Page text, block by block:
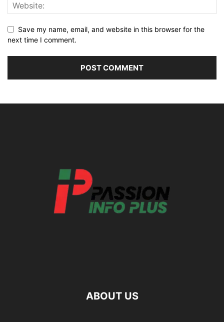
Save my name, email, and website in this browser for the
next time I comment.
ABOUT US